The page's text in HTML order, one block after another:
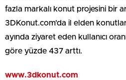
fazla markalı konut projesini bir
3DKonut.com'da il elden
ayında ziyaret eden kullanıcı
göre yüzde 437 arttı.
www.3dkonut.com